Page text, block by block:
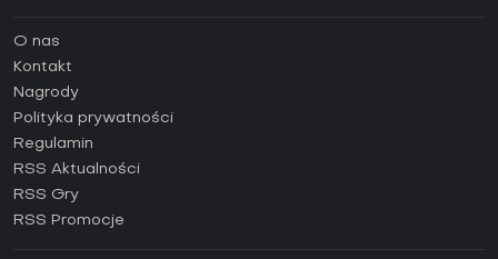
Poradniki
Jak aktywować klucz Steam (CD Key)?
Jak aktywować klucz Epic Games (CD Key)?
Jak aktywować klucz GOG (CD Key)?
Jak aktywować klucz Ubisoft Connect (CD Key)?
Jak aktywować klucz EA App (CD Key)?
O nas
Kontakt
Nagrody
Polityka prywatności
Regulamin
RSS Aktualności
RSS Gry
RSS Promocje